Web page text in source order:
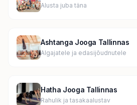
Alusta juba täna
Ashtanga Jooga Tallinnas
Algajatele ja edasijõudnutele
Hatha Jooga Tallinnas
Rahulik ja tasakaalustav